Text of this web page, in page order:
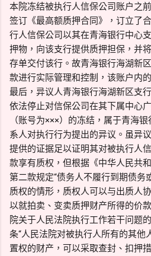
本院冻结被执行人信保公司账户之
签订《最高额质押合同》，订立了
行人信保公司以其在青海银行中心
押物，向该支行提供质押担保，并
存单交付该行。故青海银行海湖新
款进行实际管理和控制，该账户内
最后，异议人青海银行海湖新区支
依法停止对信保公司在其下属中心
（账号为×××）的冻结，属于青海
系人对执行行为提出的异议。虽异
提供的证据足以证明其对被执行人
款享有质权，但根据《中华人民共
第二款规定“债务人不履行到期债务
质权的情形，质权人可以与出质人
以就拍卖、变卖质押财产所得的价
院关于人民法院执行工作若干问题
条“人民法院对被执行人所有的其他
置权的财产，可以采取查封、扣押